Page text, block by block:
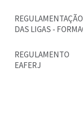
REGULAMENTAÇÃO
DAS LIGAS -
REGULAMENTO
EAFERJ